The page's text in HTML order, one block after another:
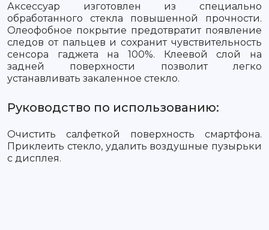
Аксессуар изготовлен из специально
обработанного стекла повышенной прочности.
Олеофобное покрытие предотвратит появление
следов от пальцев и сохранит чувствительность
сенсора гаджета на 100%. Клеевой слой на
задней поверхности позволит легко
устанавливать закаленное стекло.
Руководство по использованию:
Очистить салфеткой поверхность смартфона.
Приклеить стекло, удалить воздушные пузырьки
с дисплея.